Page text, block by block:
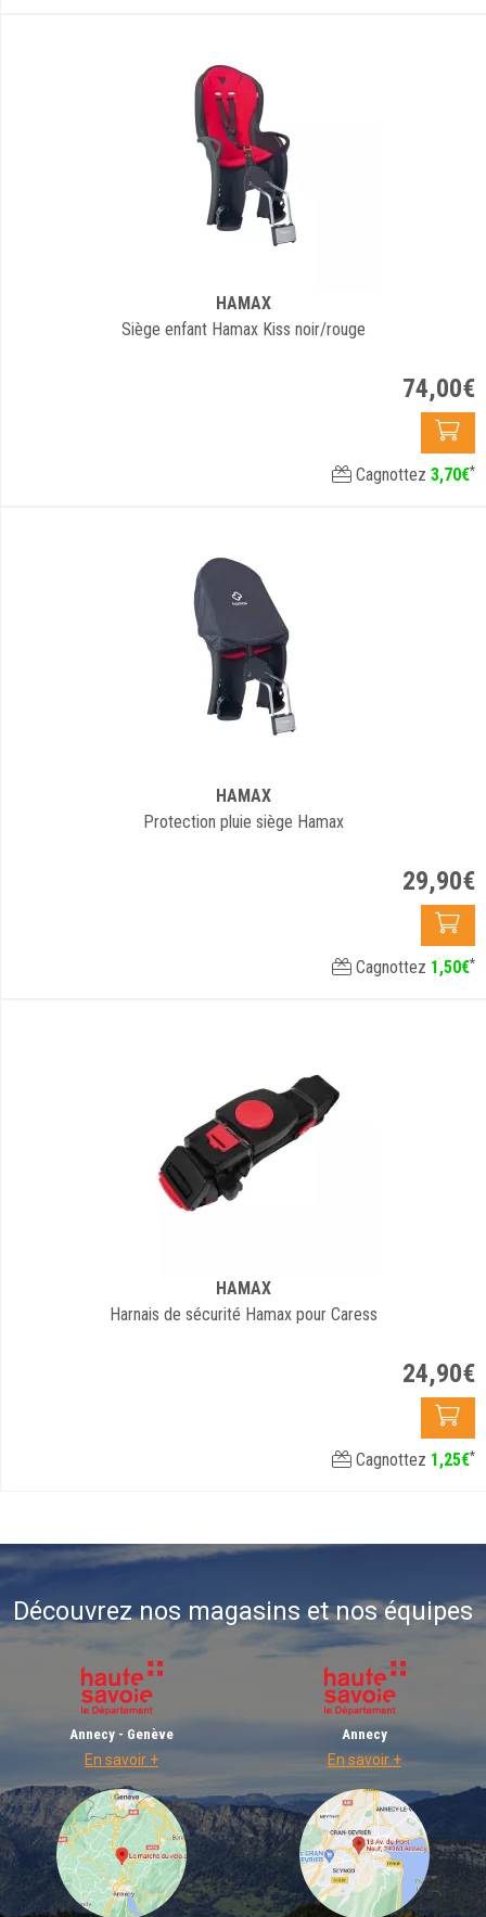
HAMAX
Siège enfant Hamax Kiss noir/rouge
74,00€
Cagnottez 3,70€*
HAMAX
Protection pluie siège Hamax
29,90€
Cagnottez 1,50€*
HAMAX
Harnais de sécurité Hamax pour Caress
24,90€
Cagnottez 1,25€*
Découvrez nos magasins et nos équipes
Annecy - Genève
En savoir +
Annecy
En savoir +